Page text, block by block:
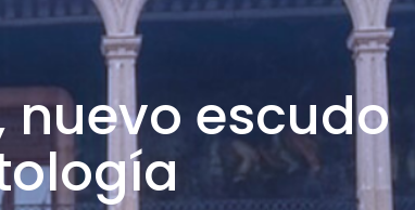
nuevo escudo